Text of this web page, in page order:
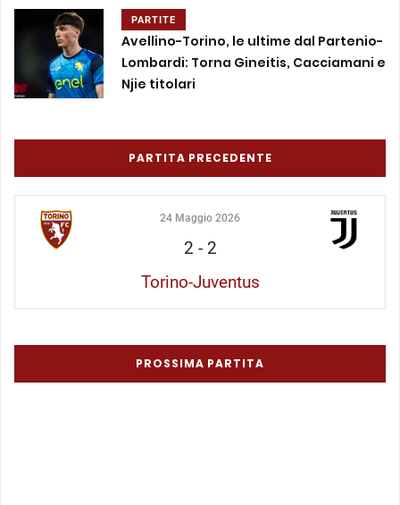
PARTITE
Avellino-Torino, le ultime dal Partenio-
Lombardi: Torna Gineitis, Cacciamani e
Njie titolari
PARTITA PRECEDENTE
24 Maggio 2026
2 - 2
Torino-Juventus
PROSSIMA PARTITA